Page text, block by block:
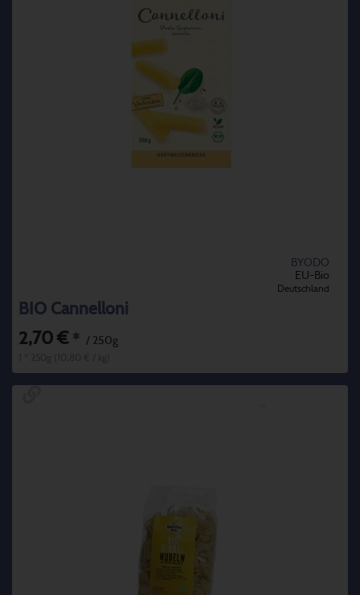
BYODO
EU-Bio
Deutschland
BIO Cannelloni
2,70 € * / 250g